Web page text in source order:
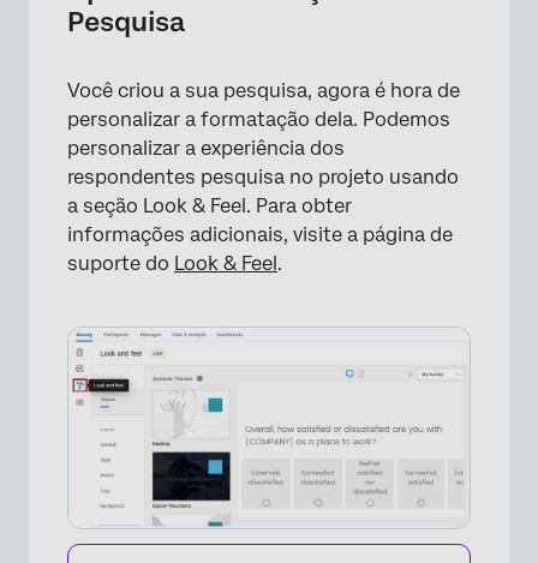
Pesquisa
Você criou a sua pesquisa, agora é hora de
personalizar a formatação dela. Podemos
personalizar a experiência dos
respondentes pesquisa no projeto usando
a seção Look & Feel. Para obter
informações adicionais, visite a página de
suporte do Look & Feel.